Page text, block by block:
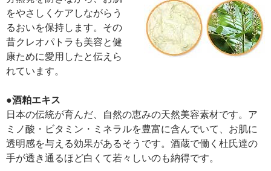
をやさしくケアしながらう
るおいを保持します。その
昔クレオパトラも美容と健
康ために愛用したと伝えら
れています。
●酒粕エキス
日本の伝統が育んだ、自然の恵みの天然美容素材です。ア
ミノ酸・ビタミン・ミネラルを豊富に含んでいて、お肌に
透明感を与える効果があるそうです。酒蔵で働く杜氏達の
手が透き通るほど白くて若々しいのも納得です。